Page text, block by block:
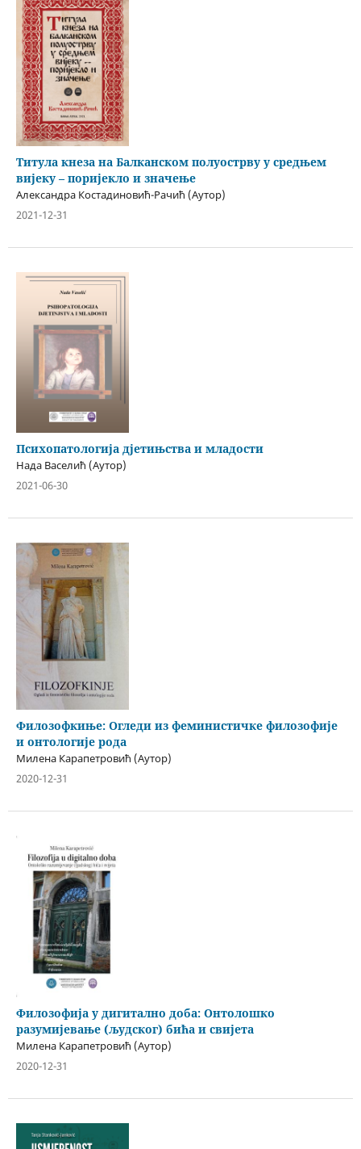
Титула кнеза на Балканском полуострву у средњем
вијеку – поријекло и значење
Александра Костадиновић-Рачић (Аутор)
2021-12-31
Психопатологија дјетињства и младости
Нада Васелић (Аутор)
2021-06-30
Филозофкиње: Огледи из феминистичке филозофије
и онтологије рода
Милена Карапетровић (Аутор)
2020-12-31
Филозофија у дигитално доба: Онтолошко
разумијевање (људског) бића и свијета
Милена Карапетровић (Аутор)
2020-12-31